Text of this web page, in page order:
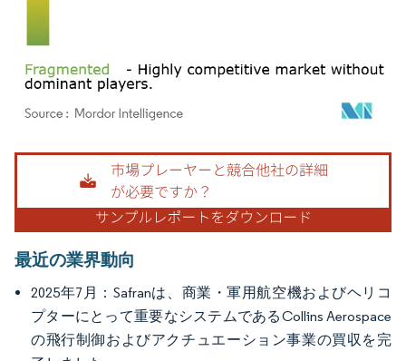
画像 © Mordor Intelligence。再利用にはCC BY 4.0の表示が必要です。
最近の業界動向
2025年7月：Safranは、商業・軍用航空機およびヘリコ
プターにとって重要なシステムであるCollins Aerospace
の飛行制御およびアクチュエーション事業の買収を完